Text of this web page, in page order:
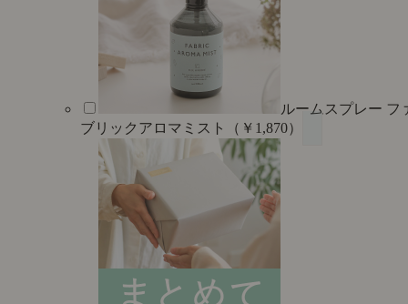
ルームスプレー フ
ブリックアロマミスト（￥1,870）